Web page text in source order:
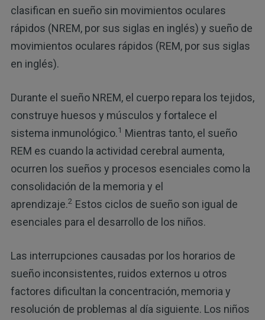
clasifican en sueño sin movimientos oculares
rápidos (NREM, por sus siglas en inglés) y sueño de
movimientos oculares rápidos (REM, por sus siglas
en inglés).
Durante el sueño NREM, el cuerpo repara los tejidos,
construye huesos y músculos y fortalece el
sistema inmunológico.1 Mientras tanto, el sueño
REM es cuando la actividad cerebral aumenta,
ocurren los sueños y procesos esenciales como la
consolidación de la memoria y el
aprendizaje.2 Estos ciclos de sueño son igual de
esenciales para el desarrollo de los niños.
Las interrupciones causadas por los horarios de
sueño inconsistentes, ruidos externos u otros
factores dificultan la concentración, memoria y
resolución de problemas al día siguiente. Los niños